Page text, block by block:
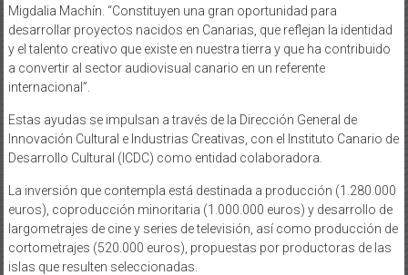
Migdalia Machín. “Constituyen una gran oportunidad para
desarrollar proyectos nacidos en Canarias, que reflejan la identidad
y el talento creativo que existe en nuestra tierra y que ha contribuido
a convertir al sector audiovisual canario en un referente
internacional”.
Estas ayudas se impulsan a través de la Dirección General de
Innovación Cultural e Industrias Creativas, con el Instituto Canario de
Desarrollo Cultural (ICDC) como entidad colaboradora.
La inversión que contempla está destinada a producción (1.280.000
euros), coproducción minoritaria (1.000.000 euros) y desarrollo de
largometrajes de cine y series de televisión, así como producción de
cortometrajes (520.000 euros), propuestas por productoras de las
islas que resulten seleccionadas.